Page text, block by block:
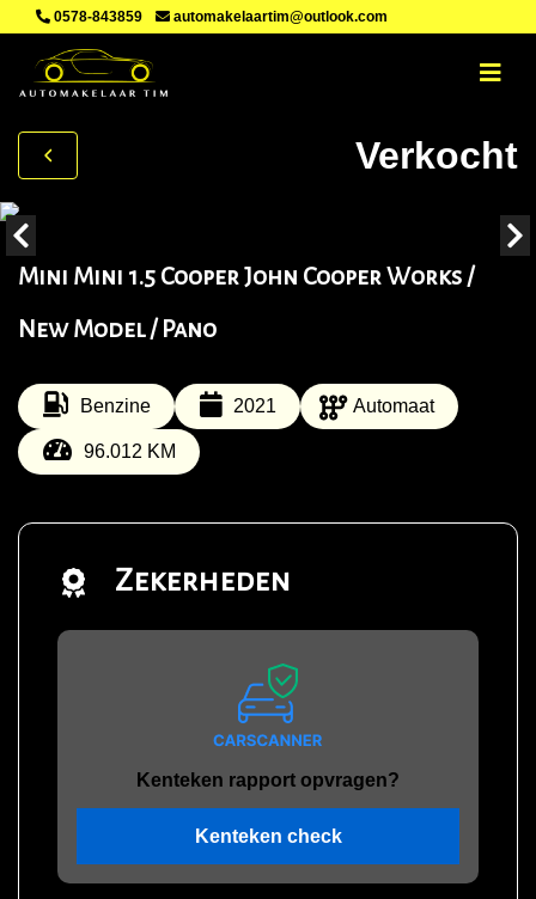
0578-843859 automakelaartim@outlook.com
Verkocht
Mini Mini 1.5 Cooper John Cooper Works /
New Model / Pano
Benzine 2021 Automaat
96.012 KM
Zekerheden
Kenteken rapport opvragen?
Kenteken check